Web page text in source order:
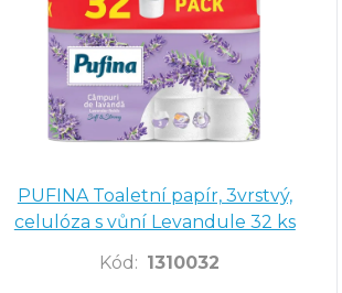
PUFINA Toaletní papír, 3vrstvý,
celulóza s vůní Levandule 32 ks
Kód : 1310032